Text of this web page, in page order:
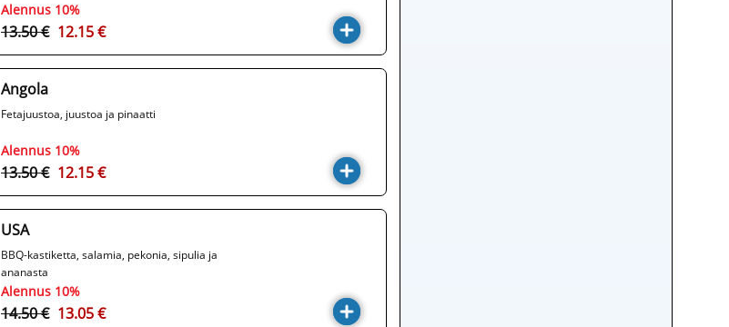
Alennus 10%
13.50 € 12.15 €
Angola
Fetajuustoa, juustoa ja pinaatti
Alennus 10%
13.50 € 12.15 €
USA
BBQ-kastiketta, salamia, pekonia, sipulia ja
ananasta
Alennus 10%
14.50 € 13.05 €